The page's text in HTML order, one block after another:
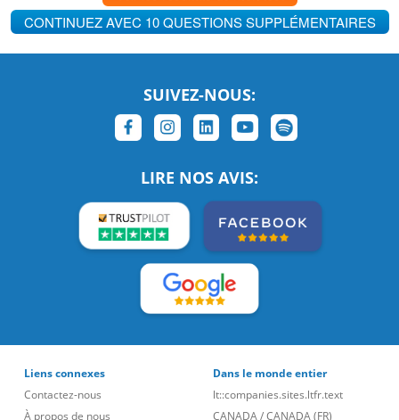
CONTINUEZ AVEC 10 QUESTIONS SUPPLÉMENTAIRES
SUIVEZ-NOUS:
LIRE NOS AVIS:
Liens connexes
Contactez-nous
À propos de nous
Dans le monde entier
lt::companies.sites.ltfr.text
CANADA/CANADA (FR)